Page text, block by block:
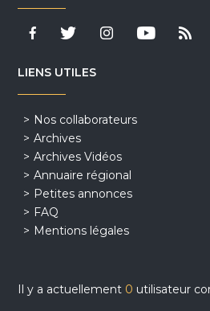
LIENS UTILES
Nos collaborateurs
Archives
Archives Vidéos
Annuaire régional
Petites annonces
FAQ
Mentions légales
Il y a actuellement 0 utilisateur